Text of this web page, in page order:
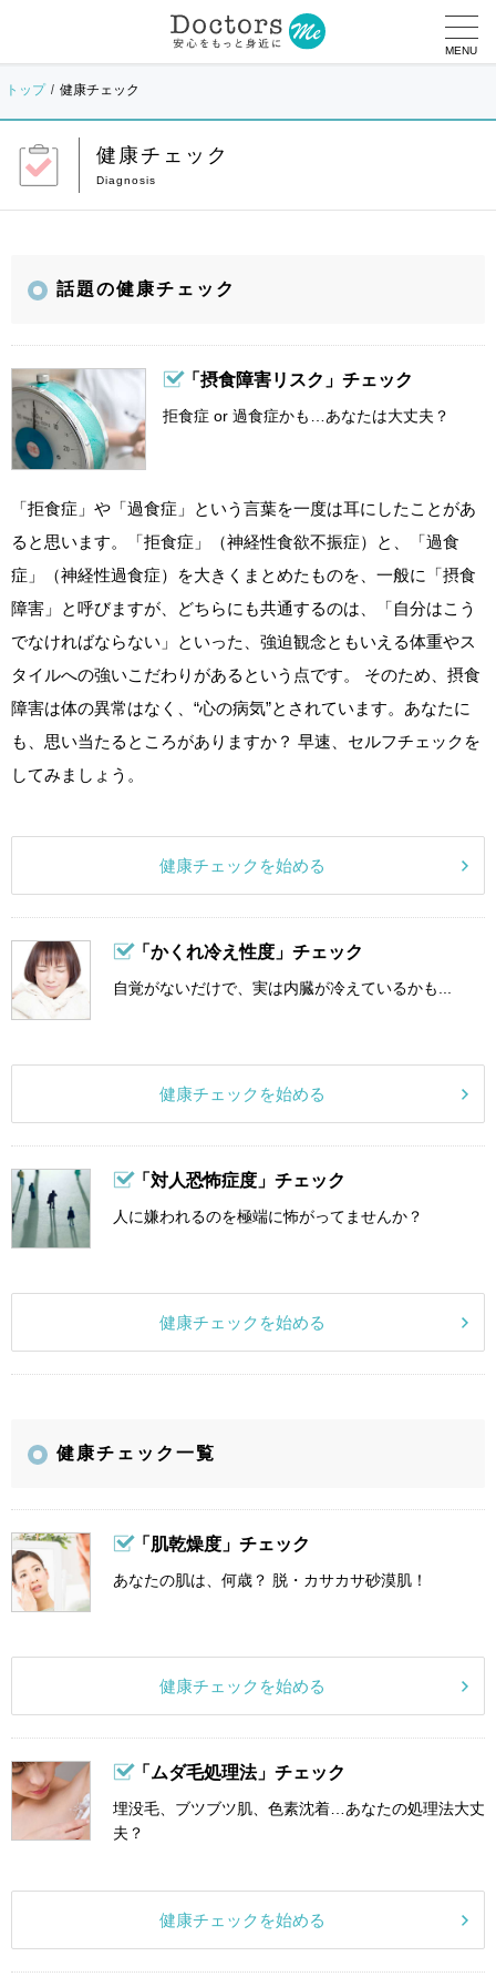
MENU
トップ 健康チェック
健康チェック
話題の健康チェック
「摂食障害リスク」チェック
拒食症 or 過食症かも…あなたは大丈夫？
「拒食症」や「過食症」という言葉を一度は耳にしたことがあ
ると思います。「拒食症」（神経性食欲不振症）と、「過食
症」（神経性過食症）を大きくまとめたものを、一般に「摂食
障害」と呼びますが、どちらにも共通するのは、「自分はこう
でなければならない」といった、強迫観念ともいえる体重やス
タイルへの強いこだわりがあるという点です。 そのため、摂食
障害は体の異常はなく、“心の病気”とされています。あなたに
も、思い当たるところがありますか？ 早速、セルフチェックを
してみましょう。
健康チェックを始める
「かくれ冷え性度」チェック
自覚がないだけで、実は内臓が冷えているかも...
健康チェックを始める
「対人恐怖症度」チェック
人に嫌われるのを極端に怖がってませんか？
健康チェックを始める
健康チェック一覧
「肌乾燥度」チェック
あなたの肌は、何歳？ 脱・カサカサ砂漠肌！
健康チェックを始める
「ムダ毛処理法」チェック
埋没毛、ブツブツ肌、色素沈着…あなたの処理法大丈
夫？
健康チェックを始める